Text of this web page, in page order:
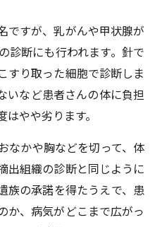
ですが、乳がんや甲状腺が
診断にも⾏われます。針で
すり取った細胞で診断しま
いなど患者さんの体に負担
やや劣ります。
なかや胸などを切って、体
出組織の診断と同じように
族の承諾を得たうえで、患
か、病気がどこまで広がっ